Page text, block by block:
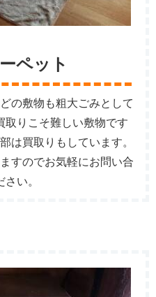
ペット
の敷物も粗大ごみとして
取りこそ難しい敷物です
は買取りもしています。
すのでお気軽にお問い合
い。